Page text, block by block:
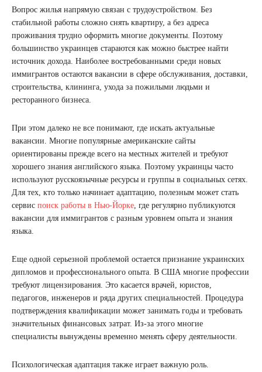
Вопрос жилья напрямую связан с трудоустройством. Без
стабильной работы сложно снять квартиру, а без адреса
проживания трудно оформить многие документы. Поэтому
большинство украинцев стараются как можно быстрее найти
источник дохода. Наиболее востребованными среди новых
иммигрантов остаются вакансии в сфере обслуживания, доставки,
строительства, клининга, ухода за пожилыми людьми и
ресторанного бизнеса.
При этом далеко не все понимают, где искать актуальные
вакансии. Многие популярные американские сайты
ориентированы прежде всего на местных жителей и требуют
хорошего знания английского языка. Поэтому украинцы часто
используют русскоязычные ресурсы и группы в социальных сетях.
Для тех, кто только начинает адаптацию, полезным может стать
сервис поиск работы в Нью-Йорке , где регулярно публикуются
вакансии для иммигрантов с разным уровнем опыта и знания
языка.
Еще одной серьезной проблемой остается признание украинских
дипломов и профессионального опыта. В США многие профессии
требуют лицензирования. Это касается врачей, юристов,
педагогов, инженеров и ряда других специальностей. Процедура
подтверждения квалификации может занимать годы и требовать
значительных финансовых затрат. Из-за этого многие
специалисты вынуждены временно менять сферу деятельности.
Психологическая адаптация также играет важную роль.